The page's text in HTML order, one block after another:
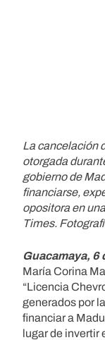
La cancelación
otorgada
gobierno de
financiarse,
opositora en
Times.
Guacamaya, 6
María Corina
“Licencia
generados por
financiar a
lugar de invertir